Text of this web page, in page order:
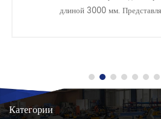
длиной 3000 мм.
Категории